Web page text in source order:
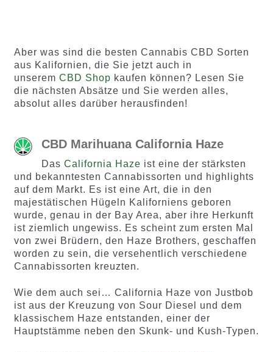
ewertung
en
gen
Aber was sind die besten Cannabis CBD Sorten
aus Kalifornien, die Sie jetzt auch in
unserem CBD Shop kaufen können? Lesen Sie
die nächsten Absätze und Sie werden alles,
absolut alles darüber herausfinden!
CBD Marihuana California Haze
Das California Haze ist eine der stärksten
und bekanntesten Cannabissorten und highlights
auf dem Markt. Es ist eine Art, die in den
majestätischen Hügeln Kaliforniens geboren
wurde, genau in der Bay Area, aber ihre Herkunft
ist ziemlich ungewiss. Es scheint zum ersten Mal
von zwei Brüdern, den Haze Brothers, geschaffen
worden zu sein, die versehentlich verschiedene
Cannabissorten kreuzten.
Wie dem auch sei… California Haze von Justbob
ist aus der Kreuzung von Sour Diesel und dem
klassischem Haze entstanden, einer der
Hauptstämme neben den Skunk- und Kush-Typen.